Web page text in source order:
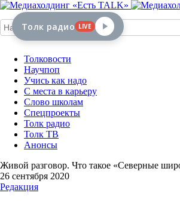
Толковости
Научпоп
Учись как надо
С места в карьеру
Слово школам
Спецпроекты
Толк радио
Толк ТВ
Анонсы
Живой разговор. Что такое «Северные
26 сентября 2020
Редакция
Толк радио LIVE